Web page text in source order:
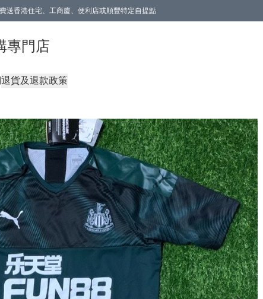
送香港住宅、工商廈、便利店或順豐特定自提點
專門店
退貨及退款政策